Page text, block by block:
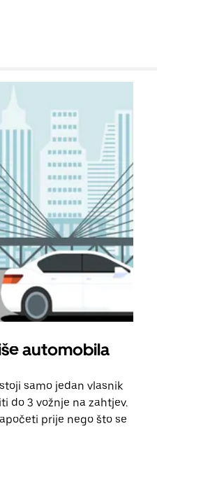
automobila
samo jedan vlasnik
do 3 vožnje na zahtjev.
prije nego što se